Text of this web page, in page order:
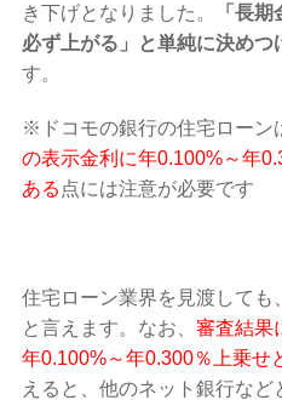
き下げとなりました。
「長
必ず上がる」と単純に決めつ
す。
※ドコモの銀行の住宅ローン
の表示金利に年0.100%～年
ある 点には注意が必要です
住宅ローン業界を見渡しても
と言えます。なお、審査結果
年0.100%～年0.300％上乗せ
えると、他のネット銀行な